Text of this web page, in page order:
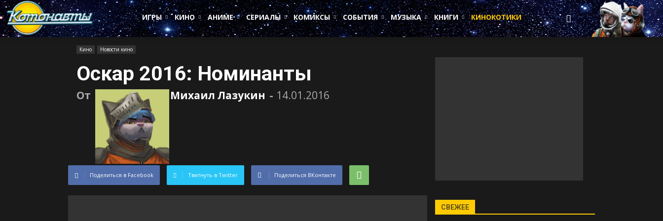
Котонавты
ИГРЫ
КИНО АНИМЕ СЕРИАЛЫ КОМИКСЫ СОБЫТИЯ МУЗЫКА КНИГИ КИНОКОТИКИ
Кино Новости кино
Оскар 2016: Номинанты
От Михаил Лазукин - 14.01.2016
Поделиться в Facebook Твитнуть в Twitter Поделиться ВКонтакте
СВЕЖЕЕ